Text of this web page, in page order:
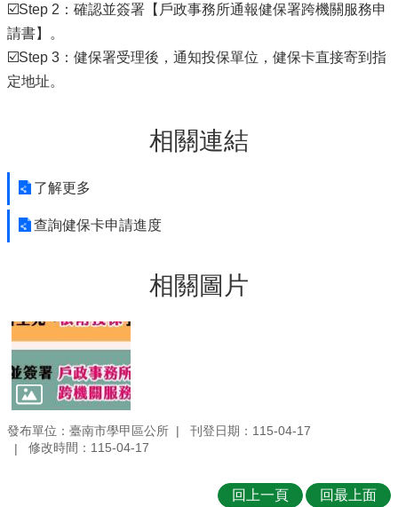
☑️Step 2：確認並簽署【戶政事務所通報健保署跨機關服務申
請書】。
☑️Step 3：健保署受理後，通知投保單位，健保卡直接寄到指
定地址。
相關連結
了解更多
查詢健保卡申請進度
相關圖片
發布單位：臺南市學甲區公所
刊登日期：115-04-17
修改時間：115-04-17
回上一頁 回最上面